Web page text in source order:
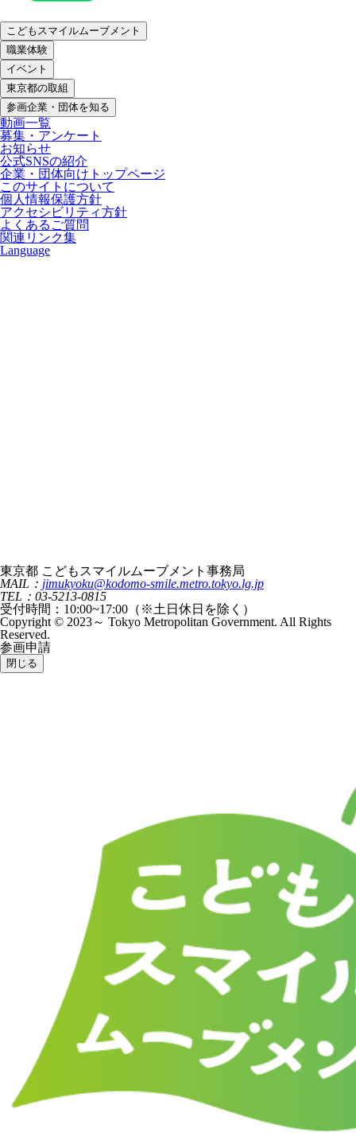
こどもスマイルムーブメント
職業体験
イベント
東京都の取組
参画企業・団体を知る
動画一覧
募集・アンケート
お知らせ
公式SNSの紹介
企業・団体向けトップページ
このサイトについて
個人情報保護方針
アクセシビリティ方針
よくあるご質問
関連リンク集
Language
東京都 こどもスマイルムーブメント事務局
MAIL： jimukyoku@kodomo-smile.metro.tokyo.lg.jp
TEL：03-5213-0815
受付時間：10:00~17:00（※土日休日を除く）
Copyright © 2023～ Tokyo Metropolitan Government. All Rights
Reserved.
参画申請
閉じる